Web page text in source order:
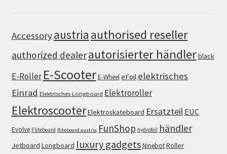
Accessoryaustria authorised reseller
authorized dealerautorisierter händlerblack
E-Roller E-ScooterE-WheeleFoil elektrisches
Einrad Elektrisches Longboard Elektroroller
ElektroscooterElektroskateboard Ersatzteil EUC
Evolve Fliteboard fliteboard austria FunShop hydrofoil händler
Jetboard Longboard luxury gadgetsNinebotRoller